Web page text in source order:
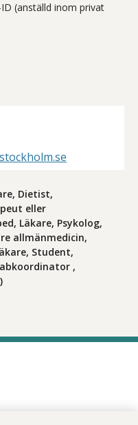
(anställd inom privat
Dietist,
eller
Läkare, Psykolog,
allmänmedicin,
Student,
,